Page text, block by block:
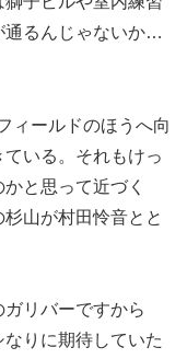
通るんじゃないか…
ィールドのほうへ向
いる。それもけっ
と思って近づく
山が村田怜音とと
リバーですから
りに期待していた